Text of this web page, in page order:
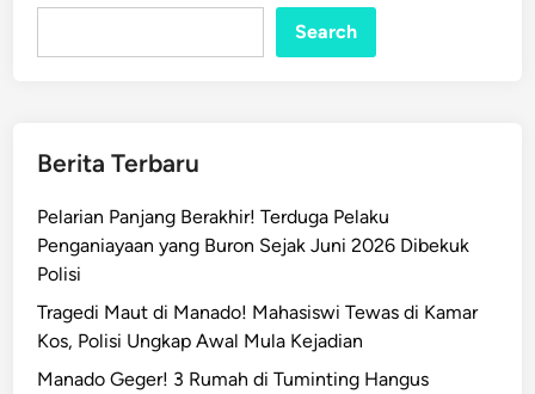
Search
Berita Terbaru
Pelarian Panjang Berakhir! Terduga Pelaku
Penganiayaan yang Buron Sejak Juni 2026 Dibekuk
Polisi
Tragedi Maut di Manado! Mahasiswi Tewas di Kamar
Kos, Polisi Ungkap Awal Mula Kejadian
Manado Geger! 3 Rumah di Tuminting Hangus